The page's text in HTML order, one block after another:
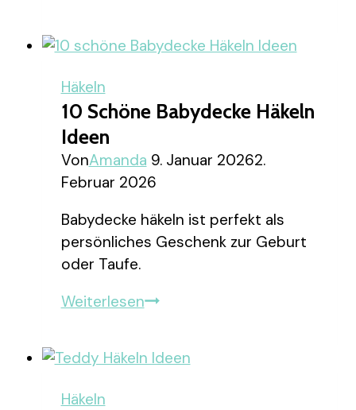
Mobile
Ideen
Häkeln
10 Schöne Babydecke Häkeln
Ideen
VonAmanda 9. Januar 20262.
Februar 2026
Babydecke häkeln ist perfekt als
persönliches Geschenk zur Geburt
oder Taufe.
Weiterlesen10
Häkeln
Häkeln